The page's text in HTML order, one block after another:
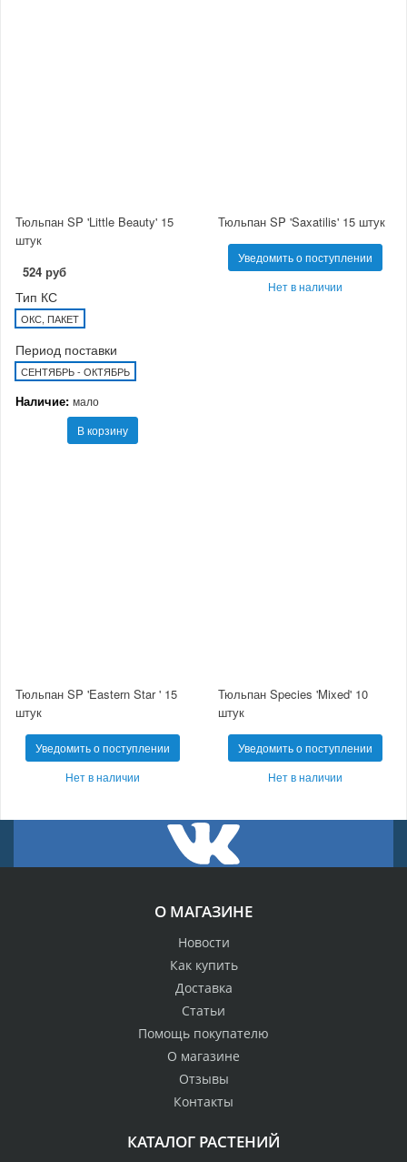
Тюльпан SP 'Little Beauty' 15
штук
524 руб
Тип КС
ОКС, ПАКЕТ
Период поставки
СЕНТЯБРЬ - ОКТЯБРЬ
Наличие: мало
В корзину
Тюльпан SP 'Saxatilis' 15 штук
Уведомить о поступлении
Нет в наличии
Тюльпан SP 'Eastern Star ' 15
штук
Уведомить о поступлении
Нет в наличии
Тюльпан Species 'Mixed' 10
штук
Уведомить о поступлении
Нет в наличии
О МАГАЗИНЕ
Новости
Как купить
Доставка
Статьи
Помощь покупателю
О магазине
Отзывы
Контакты
КАТАЛОГ РАСТЕНИЙ